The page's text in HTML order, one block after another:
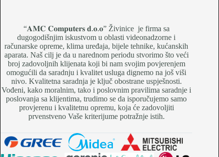
“𝐀𝐌𝐂 𝐂𝐨𝐦𝐩𝐮𝐭𝐞𝐫𝐬 𝐝.𝐨.𝐨” Živinice je firma sa
dugogodišnjim iskustvom u oblasti videonadzorne i
računarske opreme, klima uređaja, bijele tehnike, kućanskih
aparata. Naš cilj je da u narednom periodu stvorimo što veći
broj zadovoljnih klijenata koji bi nam svojim povjerenjem
omogućili da saradnju i kvalitet usluga dignemo na još viši
nivo. Kvalitetna saradnja je ključ obostrane uspješnosti.
Vođeni, kako moralnim, tako i poslovnim pravilima saradnje i
poslovanja sa klijentima, trudimo se da isporučujemo samo
provjerenu i kvalitetnu opremu, koja će zadovoljiti
prvenstveno Vaše kriterijume potražnje istih.